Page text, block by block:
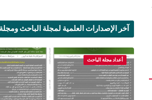
آخر الإصدارات العلمية لمجلة الباحث
أعداد مجلة الباحث